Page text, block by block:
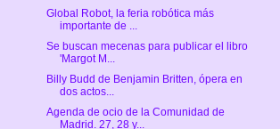
Global Robot, la feria robótica más
importante de ...
Se buscan mecenas para publicar el libro
'Margot M...
Billy Budd de Benjamin Britten, ópera en
dos actos...
Agenda de ocio de la Comunidad de
Madrid. 27, 28 y...